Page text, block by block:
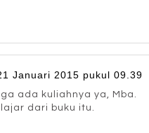
Januari 2015 pukul 09.39
ada kuliahnya ya, Mba.
dari buku itu.